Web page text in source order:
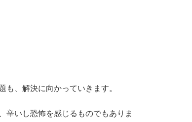
、解決に向かっていきます。
辛いし恐怖を感じるものでもありま